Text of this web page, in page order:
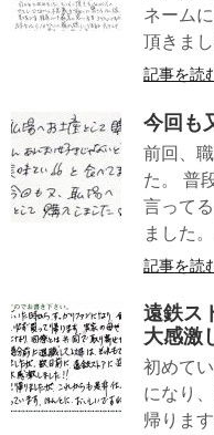
ネーム
頂きま
記事を読
今回も
前回、
た。 普
言って
ました
記事を読
遠鉄ス
大感激
初めて
になり
帰りま